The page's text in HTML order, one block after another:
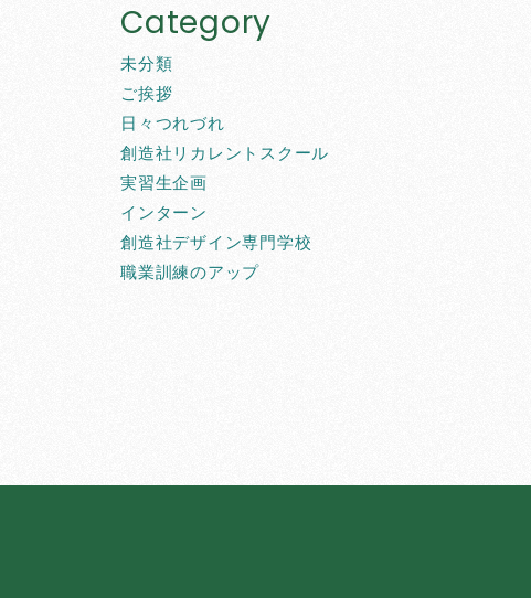
Category
未分類
ご挨拶
日々つれづれ
創造社リカレントスクール
実習生企画
インターン
創造社デザイン専門学校
職業訓練のアップ